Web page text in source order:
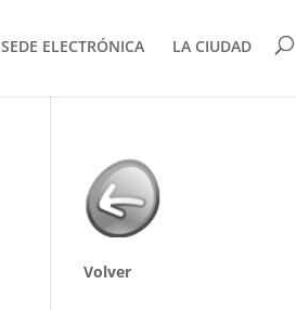
SEDE ELECTRÓNICA LA CIUDAD
Volver